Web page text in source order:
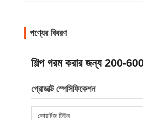
পণ্যের বিবরণ
শিল্প গরম করার জন্য 200-
প্রোডাক্ট স্পেসিফিকেশন
কোয়ার্টজ টিউব